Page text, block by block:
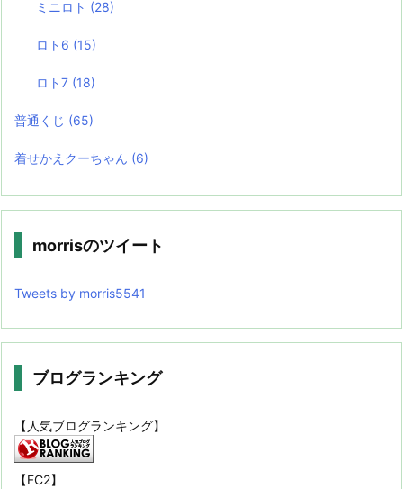
ミニロト (28)
ロト6 (15)
ロト7 (18)
普通くじ (65)
着せかえクーちゃん (6)
morrisのツイート
Tweets by morris5541
ブログランキング
【人気ブログランキング】
【FC2】